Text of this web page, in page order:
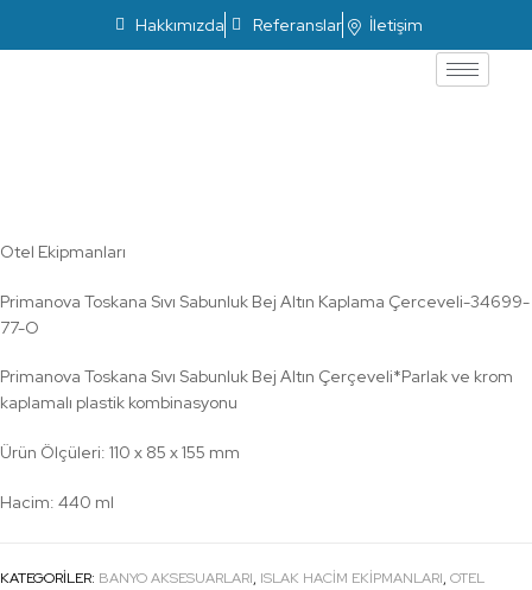
Hakkımızda Referanslar İletişim
Otel Ekipmanları
Primanova Toskana Sıvı Sabunluk Bej Altın Kaplama Çerceveli-34699-
77-O
Primanova Toskana Sıvı Sabunluk Bej Altın Çerçeveli*Parlak ve krom
kaplamalı plastik kombinasyonu
Ürün Ölçüleri: 110 x 85 x 155 mm
Hacim: 440 ml
KATEGORILER: BANYO AKSESUARLARI, ISLAK HACİM EKİPMANLARI, OTEL